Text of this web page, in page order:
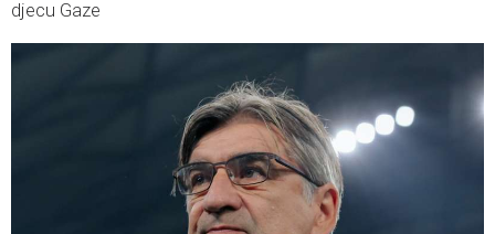
djecu Gaze